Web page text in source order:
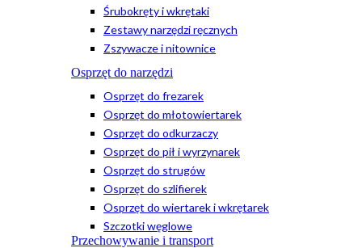
Śrubokręty i wkrętaki
Zestawy narzędzi ręcznych
Zszywacze i nitownice
Osprzęt do narzędzi
Osprzęt do frezarek
Osprzęt do młotowiertarek
Osprzęt do odkurzaczy
Osprzęt do pił i wyrzynarek
Osprzęt do strugów
Osprzęt do szlifierek
Osprzęt do wiertarek i wkrętarek
Szczotki węglowe
Przechowywanie i transport